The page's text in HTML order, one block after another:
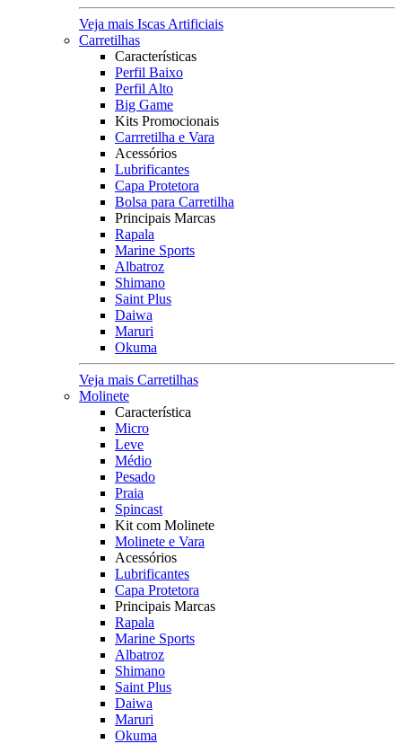
Veja mais Iscas Artificiais
Carretilhas
Características
Perfil Baixo
Perfil Alto
Big Game
Kits Promocionais
Carrretilha e Vara
Acessórios
Lubrificantes
Capa Protetora
Bolsa para Carretilha
Principais Marcas
Rapala
Marine Sports
Albatroz
Shimano
Saint Plus
Daiwa
Maruri
Okuma
Veja mais Carretilhas
Molinete
Característica
Micro
Leve
Médio
Pesado
Praia
Spincast
Kit com Molinete
Molinete e Vara
Acessórios
Lubrificantes
Capa Protetora
Principais Marcas
Rapala
Marine Sports
Albatroz
Shimano
Saint Plus
Daiwa
Maruri
Okuma